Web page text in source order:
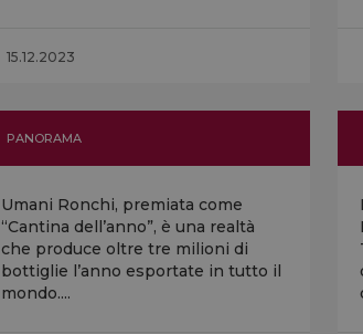
15.12.2023
PANORAMA
Umani Ronchi, premiata come
“Cantina dell’anno”, è una realtà
che produce oltre tre milioni di
bottiglie l’anno esportate in tutto il
mondo....